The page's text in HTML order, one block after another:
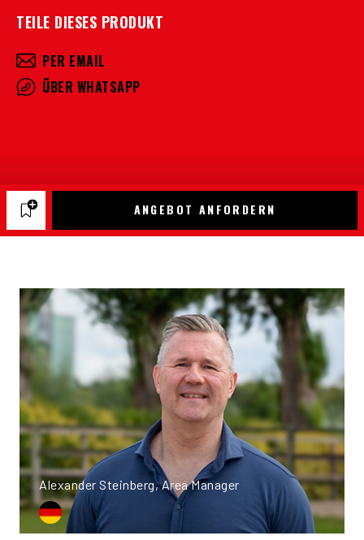
TEILE DIESES PRODUKT
PER EMAIL
ÜBER WHATSAPP
ANGEBOT ANFORDERN
Alexander Steinberg, Area Manager